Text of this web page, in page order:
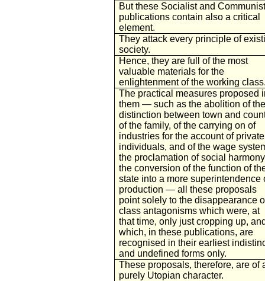
But these Socialist and Communist
publications contain also a critical
element.
They attack every principle of
society.
Hence, they are full of the most
valuable materials for the
enlightenment of the working
The practical measures proposed
them — such as the abolition of the
distinction between town and
of the family, of the carrying on of
industries for the account of private
individuals, and of the wage
the proclamation of social
the conversion of the function of
state into a more superintendence
production — all these proposals
point solely to the disappearance
class antagonisms which were, at
that time, only just cropping up,
which, in these publications, are
recognised in their earliest
and undefined forms only.
These proposals, therefore, are of
purely Utopian character.